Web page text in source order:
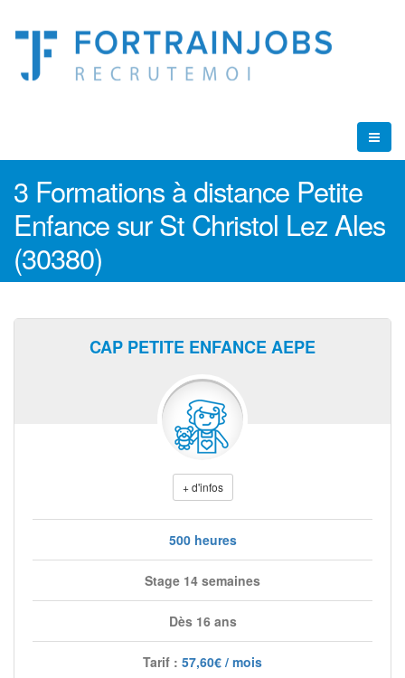
3 Formations à distance Petite
Enfance sur St Christol Lez Ales
(30380)
CAP PETITE ENFANCE AEPE
+ d'infos
500 heures
Stage 14 semaines
Dès 16 ans
Tarif : 57,60€ / mois